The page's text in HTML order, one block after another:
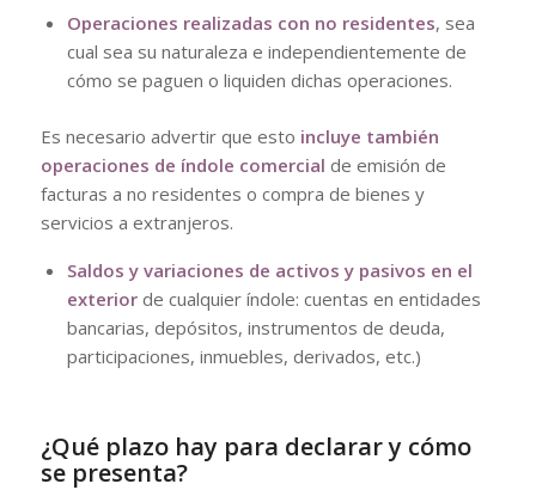
Operaciones realizadas con no residentes, sea
cual sea su naturaleza e independientemente de
cómo se paguen o liquiden dichas operaciones.
Es necesario advertir que esto incluye también
operaciones de índole comercial de emisión de
facturas a no residentes o compra de bienes y
servicios a extranjeros.
Saldos y variaciones de activos y pasivos en el
exteriorde cualquier índole: cuentas en entidades
bancarias, depósitos, instrumentos de deuda,
participaciones, inmuebles, derivados, etc.)
¿Qué plazo hay para declarar y cómo
se presenta?